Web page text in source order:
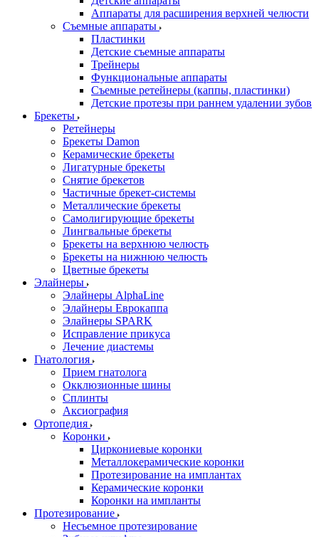
Аппараты для расширения верхней челюсти
Съемные аппараты
Пластинки
Детские съемные аппараты
Трейнеры
Функциональные аппараты
Съемные ретейнеры (каппы, пластинки)
Детские протезы при раннем удалении зубов
Брекеты
Ретейнеры
Брекеты Damon
Керамические брекеты
Лигатурные брекеты
Снятие брекетов
Частичные брекет-системы
Металлические брекеты
Самолигирующие брекеты
Лингвальные брекеты
Брекеты на верхнюю челюсть
Брекеты на нижнюю челюсть
Цветные брекеты
Элайнеры
Элайнеры AlphaLine
Элайнеры Еврокаппа
Элайнеры SPARK
Исправление прикуса
Лечение диастемы
Гнатология
Прием гнатолога
Окклюзионные шины
Сплинты
Аксиография
Ортопедия
Коронки
Циркониевые коронки
Металлокерамические коронки
Протезирование на имплантах
Керамические коронки
Коронки на импланты
Протезирование
Несъемное протезирование